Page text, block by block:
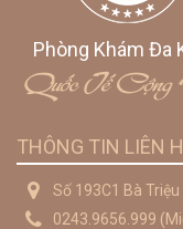
Phòng Khám Đa
Quốc Tế
THÔNG TIN LIÊN
Số 193C1 Bà Triệu
0243.9656.999